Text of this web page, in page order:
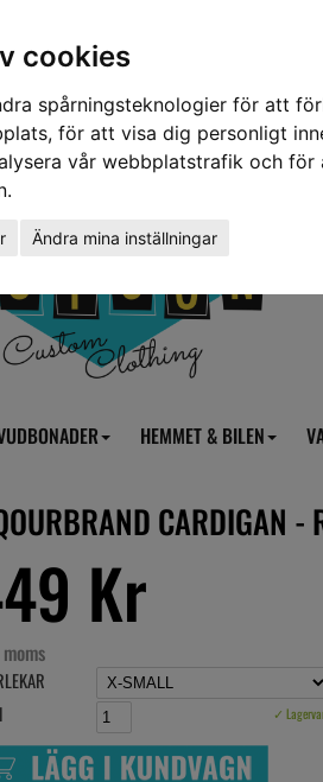
cookies
spårningsteknologier för att
för att visa dig personligt
vår webbplatstrafik och
Ändra mina inställningar
HEMMET & BILEN
CARDIGAN -
Kr
✓